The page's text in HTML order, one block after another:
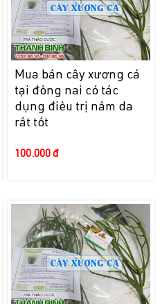
Mua bán cây xương cá
tại đồng nai có tác
dụng điều trị nấm da
rất tốt
100.000 đ